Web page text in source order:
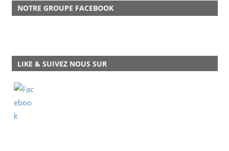
NOTRE GROUPE FACEBOOK
LIKE & SUIVEZ NOUS SUR